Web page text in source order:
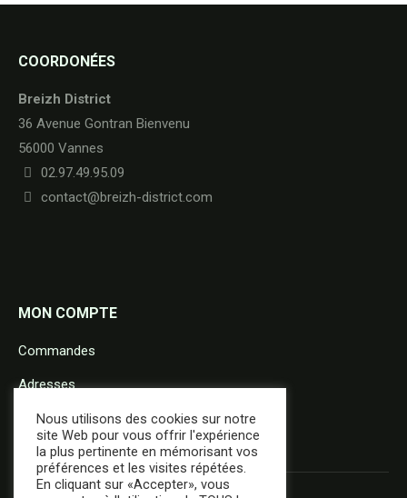
COORDONÉES
Breizh District
36 Avenue Gontran Bienvenu
56000 Vannes
02.97.49.95.09
contact@breizh-district.com
MON COMPTE
Commandes
Adresses
Détails du compte
Nous utilisons des cookies sur notre
site Web pour vous offrir l'expérience
la plus pertinente en mémorisant vos
préférences et les visites répétées.
En cliquant sur «Accepter», vous